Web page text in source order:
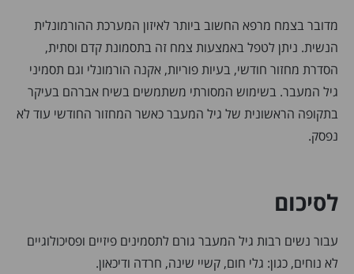
מדובר בצמח מרפא החשוב ביותר לאיזון המערכת ההורמונלית
הנשית. ניתן לטפל באמצעות צמח זה בתסמונת קדם וסתית,
הסדרת מחזור חודשי, בעיות פוריות, אקנה הורמונלי וגם תסמיני
גיל המעבר. בשימוש המסורתי משתמשים בשיח אברהם בעיקר
בתקופה הראשונית של גיל המעבר כאשר המחזור החודשי עוד לא
נפסק.
לסיכום
עבור נשים רבות גיל המעבר גורם לתסמינים פיזיים ופסיכולוגיים
לא נוחים, כגון: גלי חום, קשיי שינה, חרדה ודיכאון.